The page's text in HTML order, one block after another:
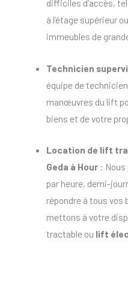
difficiles d’accès,
à l’étage supérieur
immeubles de
Technicien
équipe de
manœuvres du lift
biens et de votre
Location de lift
Geda à Hour :
par heure, demi-
répondre à tous vos
mettons à votre
tractable ou lift